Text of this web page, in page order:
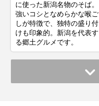
に使った新潟名物のそば。
強いコシとなめらかな喉ご
しが特徴で、独特の盛り付
けも印象的。新潟を代表す
る郷土グルメです。